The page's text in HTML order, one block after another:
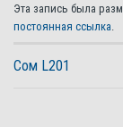
Эта запись была
постоянная ссылка
Сом L201